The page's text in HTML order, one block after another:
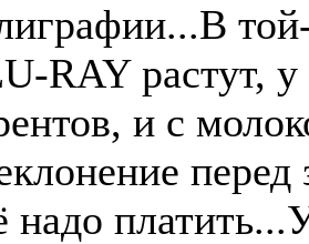
RAY растут, у
и с
надо